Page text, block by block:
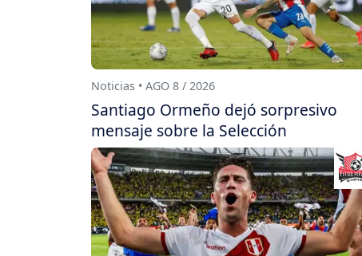
Noticias • AGO 8 / 2026
Santiago Ormeño dejó sorpresivo
mensaje sobre la Selección